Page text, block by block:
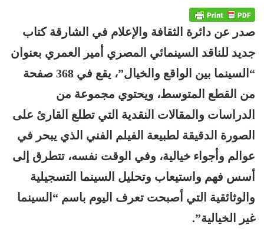
صدر عن دائرة الثقافة والإعلام في الشارقة كتاب
جديد للناقد السينمائي المصري أمير العمري بعنوان
“السينما بين الواقع والخيال”، يقع في 368 صفحة
من القطع المتوسط، ويحتوي مجموعة من
الدراسات والمقالات النقدية التي تطلع القارئ على
الصورة الدقيقة لطبيعة الفيلم الفني الذي يبحر في
عوالم وأجواء خيالية، وفي الوقت نفسه، تتطرق إلى
أسس فهم واستيعاب وتحليل السينما التسجيلية
والوثائقية التي أصبحت تعرف اليوم باسم “السينما
غير الخيالية”.